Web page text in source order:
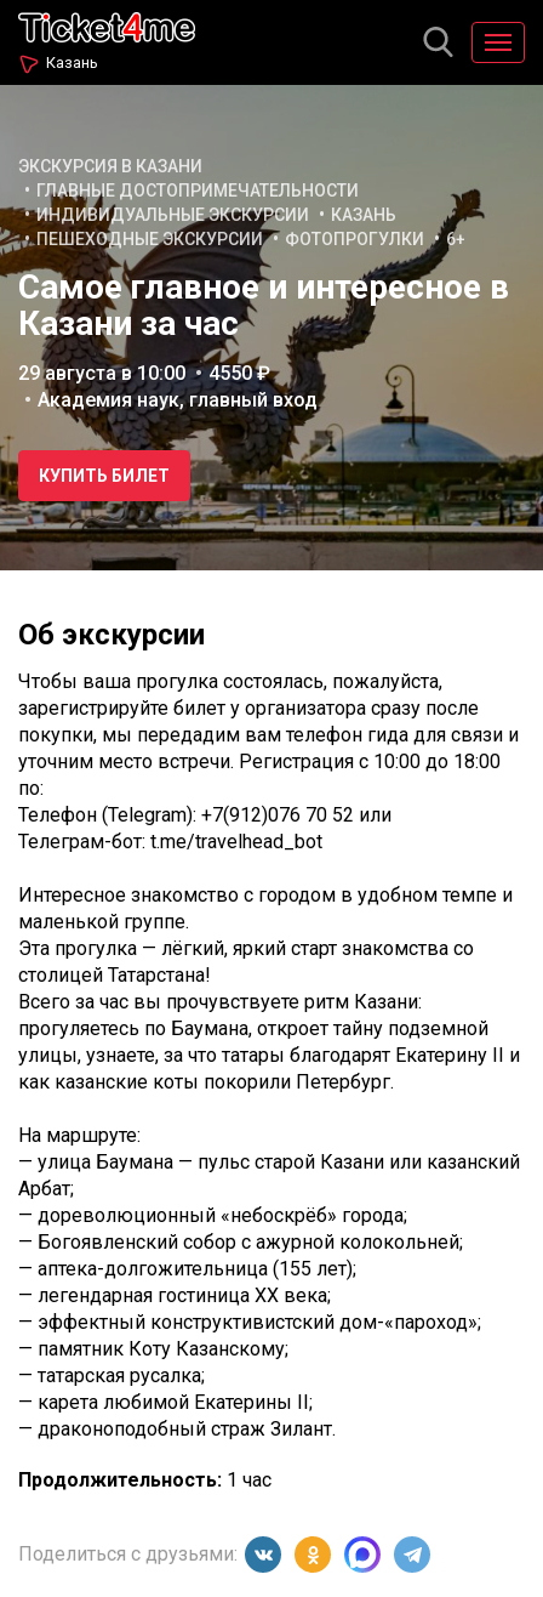
Казань
ЭКСКУРСИЯ В КАЗАНИ
ГЛАВНЫЕ ДОСТОПРИМЕЧАТЕЛЬНОСТИ
ИНДИВИДУАЛЬНЫЕ ЭКСКУРСИИ
КАЗАНЬ
ПЕШЕХОДНЫЕ ЭКСКУРСИИ
ФОТОПРОГУЛКИ 6+
Самое главное и интересное в
Казани за час
29 августа в 10:00
4550 ₽
Академия наук, главный вход
КУПИТЬ БИЛЕТ
Об экскурсии
Чтобы ваша прогулка состоялась, пожалуйста,
зарегистрируйте билет у организатора сразу после
покупки, мы передадим вам телефон гида для связи и
уточним место встречи. Регистрация с 10:00 до 18:00
по:
Телефон (Telegram): +7(912)076 70 52 или
Телеграм-бот: t.me/travelhead_bot
Интересное знакомство с городом в удобном темпе и
маленькой группе.
Эта прогулка — лёгкий, яркий старт знакомства со
столицей Татарстана!
Всего за час вы прочувствуете ритм Казани:
прогуляетесь по Баумана, откроет тайну подземной
улицы, узнаете, за что татары благодарят Екатерину II и
как казанские коты покорили Петербург.
На маршруте:
— улица Баумана — пульс старой Казани или казанский
Арбат;
— дореволюционный «небоскрёб» города;
— Богоявленский собор с ажурной колокольней;
— аптека-долгожительница (155 лет);
— легендарная гостиница XX века;
— эффектный конструктивистский дом-«пароход»;
— памятник Коту Казанскому;
— татарская русалка;
— карета любимой Екатерины II;
— драконоподобный страж Зилант.
Продолжительность: 1 час
Поделиться с друзьями: